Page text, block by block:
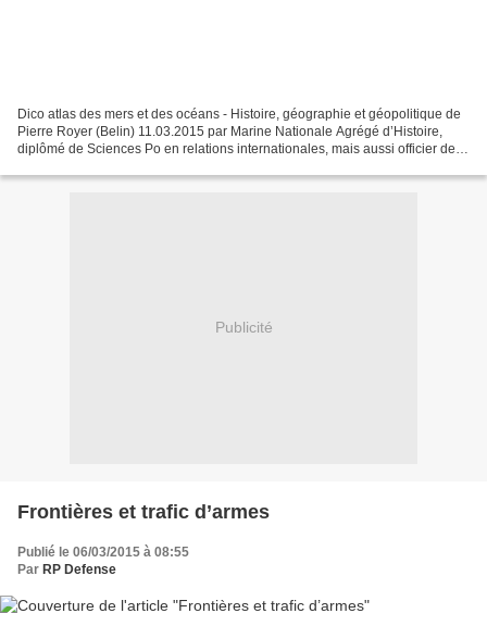
Dico atlas des mers et des océans - Histoire, géographie et géopolitique de
Pierre Royer (Belin) 11.03.2015 par Marine Nationale Agrégé d’Histoire,
diplômé de Sciences Po en relations internationales, mais aussi officier de
Publicité
Frontières et trafic d’armes
Publié le 06/03/2015 à 08:55
Par RP Defense